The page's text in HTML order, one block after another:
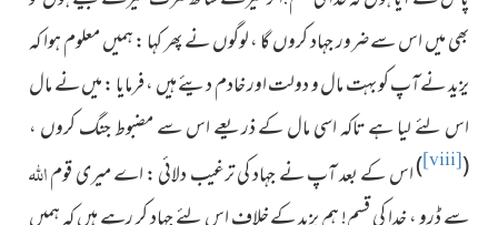
بھی میں اس سے ضرور جہاد کروں گا ، لوگوں نے پھر کہا : ہمیں معلوم ہوا کہ
یزید نےآپ کو بہت مال و دولت اور خادم دیئے ہیں ، فرمایا : میں نے مال
اس لئے لیا ہے تاکہ اسی مال کے ذریعے اس سے مضبوط جنگ کروں ،
(
[viii]
)اس کے بعد آپ نے جہاد کی ترغیب دلائی : اے میری قوماللہ